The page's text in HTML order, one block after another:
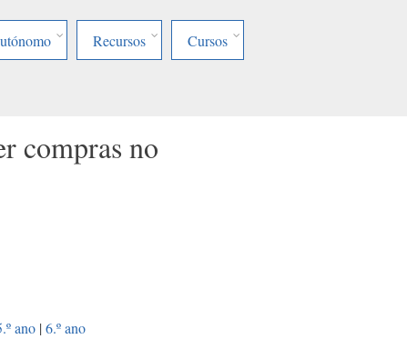
Recursos Cursos
compras no
ano |6.º ano